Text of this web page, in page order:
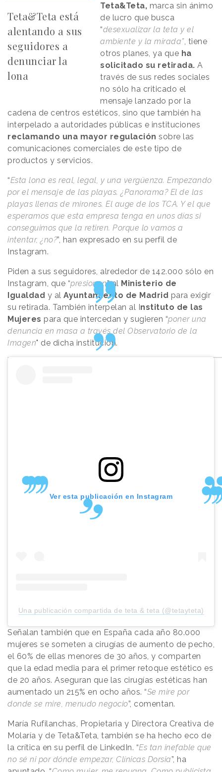
Teta&Teta está
alentando a sus
seguidores a
denunciar la
lona
Teta&Teta, marca sin ánimo
de lucro que busca
“desexualizar la teta y el
ambiente y la mirada” , tiene
otros planes, ya que ha
solicitado su retirada. A
través de sus redes sociales
no sólo ha criticado el
mensaje lanzado por la
cadena de centros estéticos, sino que también ha
interpelado a autoridades públicas e instituciones
reclamando una mayor regulación sobre las
comunicaciones comerciales de este tipo de
productos y servicios.
“Esta lona es real, legal, y una vergüenza. Empezando
por el mensaje de las playas. ¿Panorama? El de las
playas llenas de mirones. El auge de los TCA. Y el que
esperamos que esta empresa tenga en unos días si
conseguimos que la retiren. Porque lo vamos a
intentar, ¿no?”, han expresado en su perfil de
Instagram.
Piden a sus seguidores, alrededor de 142.000 sólo en
Instagram, que “presionen” al Ministerio de
Igualdad y al Ayuntamiento de Madrid para exigir
su retirada. También interpelan al Instituto de las
Mujeres para que intercedan y sugieren “poner una
denuncia en masa a través del Observatorio de la
Imagen" de dicha institución.
Ver esta publicación en Instagram
Una publicación compartida de teta & teta (@tetayteta)
Señalan también que en España cada año 80.000
mujeres se someten a cirugías de aumento de pecho,
el 60% de ellas menores de 30 años, y comparten
que la edad media para el primer retoque estético es
de 20 años. Aseguran que las cirugías estéticas han
aumentado un 215% en ocho años. “Se mire por
donde se mire, menudo negocio”, comentan.
María Rufilanchas, Propietaria y Directora Creativa de
Molaría y de Teta&Teta, también se ha hecho eco de
la crítica en su perfil de LinkedIn. “Es tan inefable que
no sé ni por dónde empezar, Clínicas Dorsia”, ha